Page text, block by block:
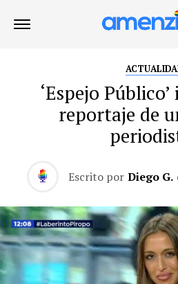
‘Espejo
reportaje de
Escrito por Diego G.